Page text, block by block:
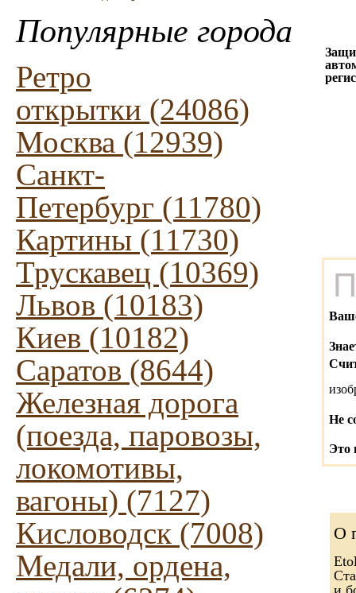
Популярные города
Ретро
открытки (24086)
Москва (12939)
Санкт-
Петербург (11780)
Картины (11730)
Трускавец (10369)
Львов (10183)
Киев (10182)
Саратов (8644)
Железная дорога
(поезда, паровозы,
локомотивы,
вагоны) (7127)
Кисловодск (7008)
Медали, ордена,
Не
Это
О
Eto
и